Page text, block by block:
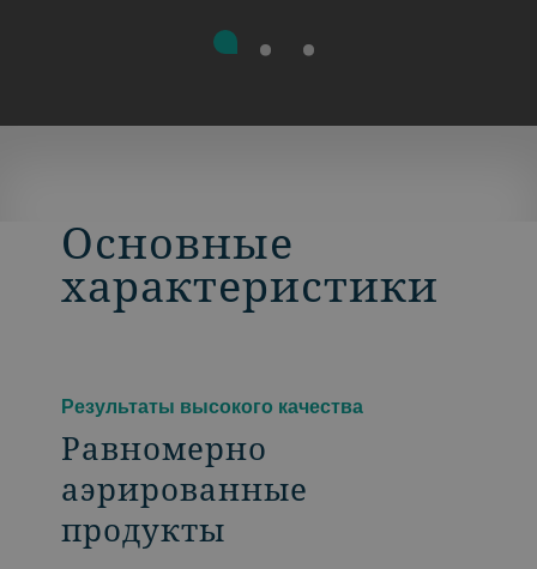
Основные
характеристики
Результаты высокого качества
Равномерно
аэрированные
продукты